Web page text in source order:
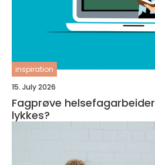
inspiration
15. July 2026
Fagprøve helsefagarbeider hva kreves for å
lykkes?